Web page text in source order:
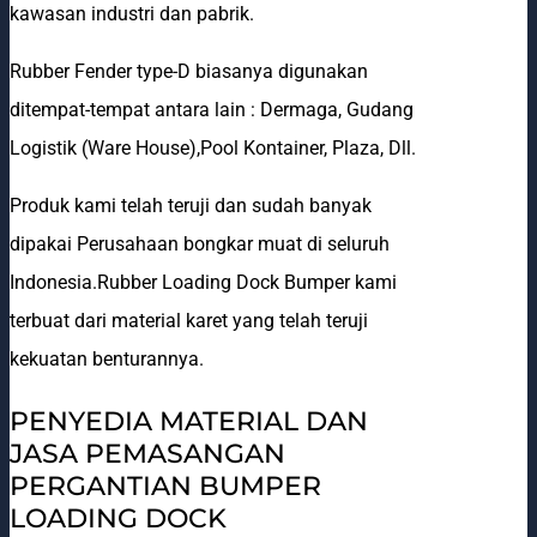
kawasan industri dan pabrik.
Rubber Fender type-D biasanya digunakan
ditempat-tempat antara lain : Dermaga, Gudang
Logistik (Ware House),Pool Kontainer, Plaza, Dll.
Produk kami telah teruji dan sudah banyak
dipakai Perusahaan bongkar muat di seluruh
Indonesia.Rubber Loading Dock Bumper kami
terbuat dari material karet yang telah teruji
kekuatan benturannya.
PENYEDIA MATERIAL DAN
JASA PEMASANGAN
PERGANTIAN BUMPER
LOADING DOCK